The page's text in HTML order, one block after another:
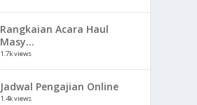
Rangkaian Acara Haul
Masy...
1.7k views
Jadwal Pengajian Online
1.4k views